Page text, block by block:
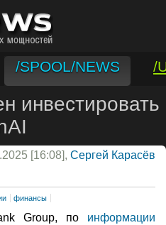
/SPOOL/NEWS
/
инвестировать
[16:08], Сергей Карасёв
финансы
Group, по информации